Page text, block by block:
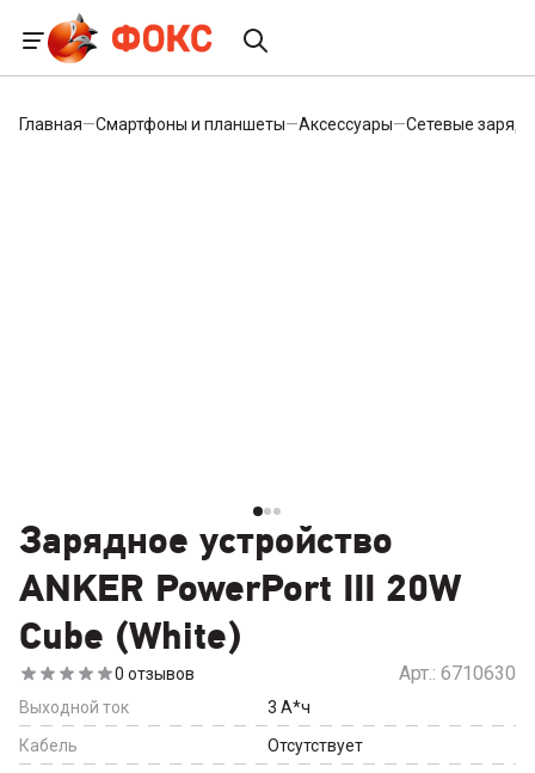
Главная—Смартфоны и планшеты—Аксессуары—Сетевые
Зарядное устройство
ANKER PowerPort III 20W
Cube (White)
0 отзывов Арт.: 6710630
Выходной ток 3 А*ч
Кабель
Отсутствует